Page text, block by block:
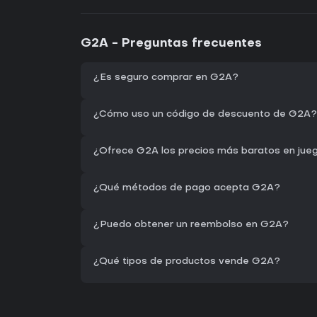
G2A - Preguntas frecuentes
¿Es seguro comprar en G2A?
¿Cómo uso un código de descuento de G2A?
¿Ofrece G2A los precios más baratos en
¿Qué métodos de pago acepta G2A?
¿Puedo obtener un reembolso en G2A?
¿Qué tipos de productos vende G2A?